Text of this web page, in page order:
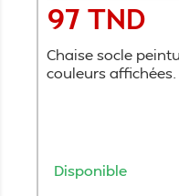
Prix
97 TND
Chaise socle
couleurs affichées.
Disponible